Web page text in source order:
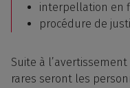
interpellation en
procédure de
Suite à
rares seront les